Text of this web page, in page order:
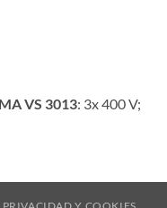
VS 3013: 3x 400 V;